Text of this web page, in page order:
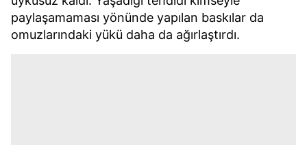
paylaşamaması yönünde yapılan baskılar da
omuzlarındaki yükü daha da ağırlaştırdı.